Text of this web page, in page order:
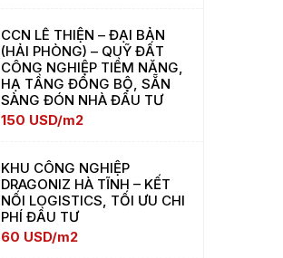
CCN LÊ THIỆN – ĐẠI BẢN
(HẢI PHÒNG) – QUỸ ĐẤT
CÔNG NGHIỆP TIỀM NĂNG,
HẠ TẦNG ĐỒNG BỘ, SẴN
SÀNG ĐÓN NHÀ ĐẦU TƯ
150 USD/m2
KHU CÔNG NGHIỆP
DRAGONIZ HÀ TĨNH – KẾT
NỐI LOGISTICS, TỐI ƯU CHI
PHÍ ĐẦU TƯ
60 USD/m2